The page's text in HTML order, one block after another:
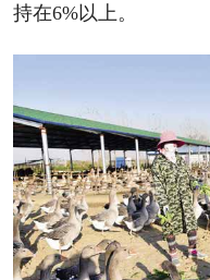
持在6%以上。